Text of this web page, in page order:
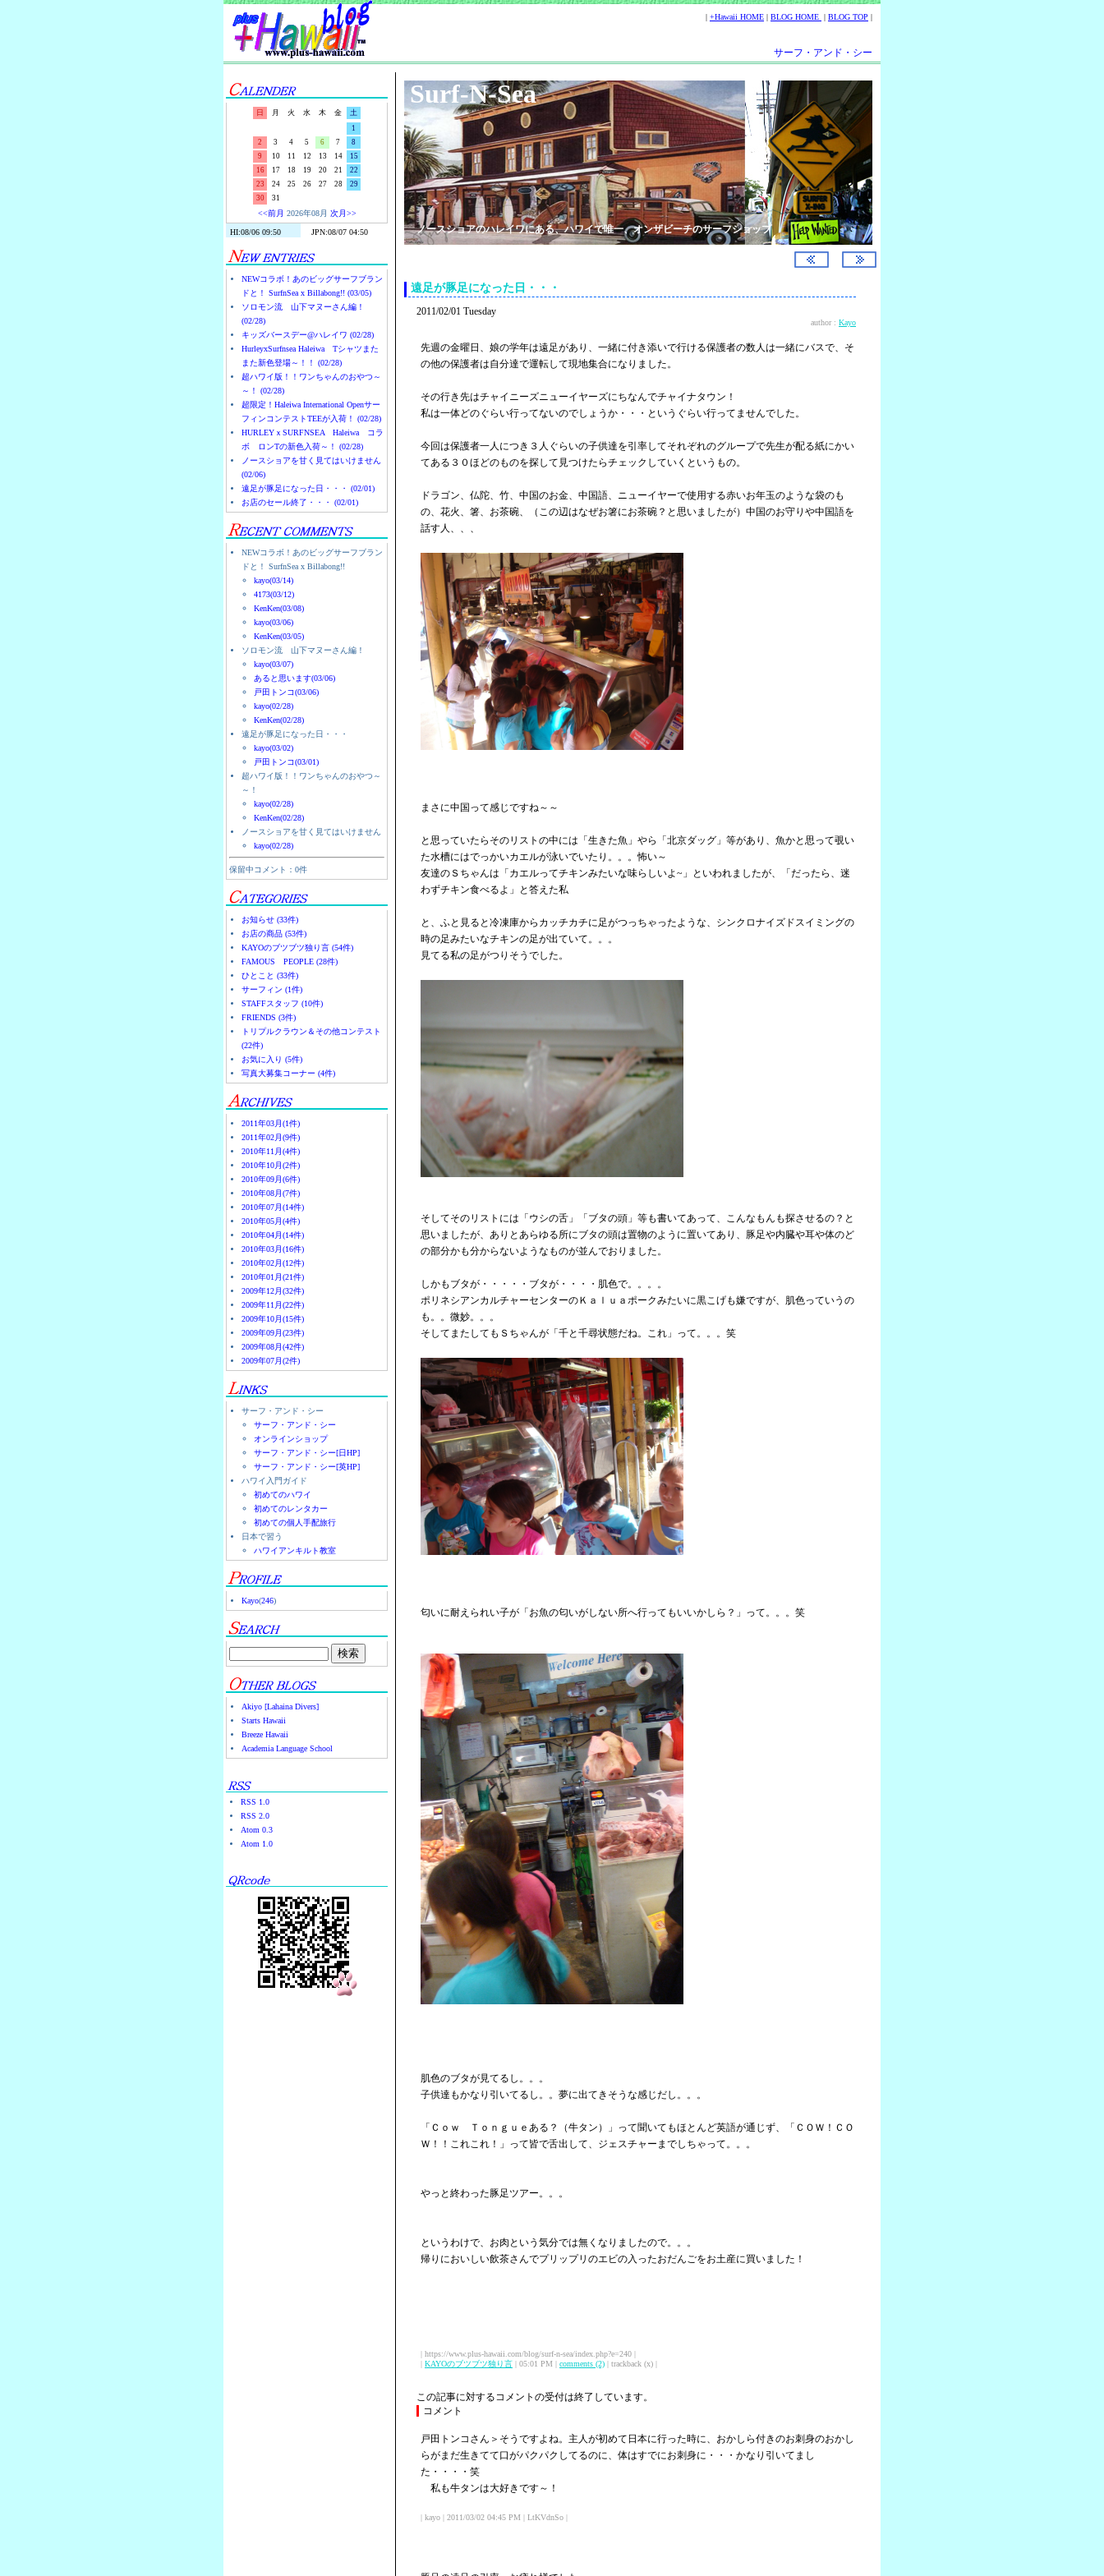
| +Hawaii HOME | BLOG HOME | BLOG TOP |
サーフ・アンド・シー
日 月 火 水 木 金
土
1
2
3 4 5 6 7
8
9
10 11 12 13 14
15
16
17 18 19 20 21
22
23
24 25 26 27 28
29
30
31
<<前月 2026年08月 次月>>
NEWコラボ！あのビッグサーフブラン
ドと！ SurfnSea x Billabong!! (03/05)
ソロモン流 山下マヌーさん編！
(02/28)
キッズバースデー@ハレイワ (02/28)
HurleyxSurfnsea Haleiwa Tシャツまた
また新色登場～！！ (02/28)
超ハワイ版！！ワンちゃんのおやつ～
～！ (02/28)
超限定！Haleiwa International Openサー
フィンコンテストTEEが入荷！ (02/28)
HURLEYｘSURFNSEA Haleiwa コラ
ボ ロンTの新色入荷～！ (02/28)
ノースショアを甘く見てはいけません
(02/06)
遠足が豚足になった日・・・ (02/01)
お店のセール終了・・・ (02/01)
NEWコラボ！あのビッグサーフブラン
ドと！ SurfnSea x Billabong!!
kayo(03/14)
4173(03/12)
KenKen(03/08)
kayo(03/06)
KenKen(03/05)
ソロモン流 山下マヌーさん編！
kayo(03/07)
あると思います(03/06)
戸田トンコ(03/06)
kayo(02/28)
KenKen(02/28)
遠足が豚足になった日・・・
kayo(03/02)
戸田トンコ(03/01)
超ハワイ版！！ワンちゃんのおやつ～
～！
kayo(02/28)
KenKen(02/28)
ノースショアを甘く見てはいけません
kayo(02/28)
保留中コメント：0件
お知らせ (33件)
お店の商品 (53件)
KAYOのブツブツ独り言 (54件)
FAMOUS PEOPLE (28件)
ひとこと (33件)
サーフィン (1件)
STAFFスタッフ (10件)
FRIENDS (3件)
トリプルクラウン＆その他コンテスト
(22件)
お気に入り (5件)
写真大募集コーナー (4件)
2011年03月(1件)
2011年02月(9件)
2010年11月(4件)
2010年10月(2件)
2010年09月(6件)
2010年08月(7件)
2010年07月(14件)
2010年05月(4件)
2010年04月(14件)
2010年03月(16件)
2010年02月(12件)
2010年01月(21件)
2009年12月(32件)
2009年11月(22件)
2009年10月(15件)
2009年09月(23件)
2009年08月(42件)
2009年07月(2件)
サーフ・アンド・シー
サーフ・アンド・シー
オンラインショップ
サーフ・アンド・シー[日HP]
サーフ・アンド・シー[英HP]
ハワイ入門ガイド
初めてのハワイ
初めてのレンタカー
初めての個人手配旅行
日本で習う
ハワイアンキルト教室
Kayo(246)
Akiyo [Lahaina Divers]
Starts Hawaii
Breeze Hawaii
Academia Language School
RSS 1.0
RSS 2.0
Atom 0.3
Atom 1.0
Surf-N-Sea
ノースショアのハレイワにある、ハワイで唯一、オンザビーチのサーフショップ
遠足が豚足になった日・・・
2011/02/01 Tuesday
author : Kayo
先週の金曜日、娘の学年は遠足があり、一緒に付き添いで行ける保護者の数人は一緒にバスで、そ
の他の保護者は自分達で運転して現地集合になりました。
その行き先はチャイニーズニューイヤーズにちなんでチャイナタウン！
私は一体どのぐらい行ってないのでしょうか・・・というぐらい行ってませんでした。
今回は保護者一人につき３人ぐらいの子供達を引率してそれぞれのグループで先生が配る紙にかい
てある３０ほどのものを探して見つけたらチェックしていくというもの。
ドラゴン、仏陀、竹、中国のお金、中国語、ニューイヤーで使用する赤いお年玉のような袋のも
の、花火、箸、お茶碗、（この辺はなぜお箸にお茶碗？と思いましたが）中国のお守りや中国語を
話す人、、、
まさに中国って感じですね～～
と思っていたらそのリストの中には「生きた魚」やら「北京ダッグ」等があり、魚かと思って覗い
た水槽にはでっかいカエルが泳いでいたり。。。怖い～
友達のＳちゃんは「カエルってチキンみたいな味らしいよ~」といわれましたが、「だったら、迷
わずチキン食べるよ」と答えた私
と、ふと見ると冷凍庫からカッチカチに足がつっちゃったような、シンクロナイズドスイミングの
時の足みたいなチキンの足が出ていて。。。
見てる私の足がつりそうでした。
そしてそのリストには「ウシの舌」「ブタの頭」等も書いてあって、こんなもんも探させるの？と
思いましたが、ありとあらゆる所にブタの頭は置物のように置いてあり、豚足や内臓や耳や体のど
の部分かも分からないようなものが並んでおりました。
しかもブタが・・・・・ブタが・・・・肌色で。。。。
ポリネシアンカルチャーセンターのＫａｌｕａポークみたいに黒こげも嫌ですが、肌色っていうの
も。。微妙。。。
そしてまたしてもＳちゃんが「千と千尋状態だね。これ」って。。。笑
匂いに耐えられい子が「お魚の匂いがしない所へ行ってもいいかしら？」って。。。笑
肌色のブタが見てるし。。。
子供達もかなり引いてるし。。夢に出てきそうな感じだし。。。
「Ｃｏｗ Ｔｏｎｇｕｅある？（牛タン）」って聞いてもほとんど英語が通じず、「ＣＯＷ！ＣＯ
Ｗ！！これこれ！」って皆で舌出して、ジェスチャーまでしちゃって。。。
やっと終わった豚足ツアー。。。
というわけで、お肉という気分では無くなりましたので。。。
帰りにおいしい飲茶さんでプリップリのエビの入ったおだんごをお土産に買いました！
| https://www.plus-hawaii.com/blog/surf-n-sea/index.php?e=240 |
| KAYOのブツブツ独り言 | 05:01 PM | comments (2) | trackback (x) |
この記事に対するコメントの受付は終了しています。
コメント
戸田トンコさん＞そうですよね。主人が初めて日本に行った時に、おかしら付きのお刺身のおかし
らがまだ生きてて口がパクパクしてるのに、体はすでにお刺身に・・・かなり引いてまし
た・・・・笑
私も牛タンは大好きです～！
| kayo | 2011/03/02 04:45 PM | LtKVdnSo |